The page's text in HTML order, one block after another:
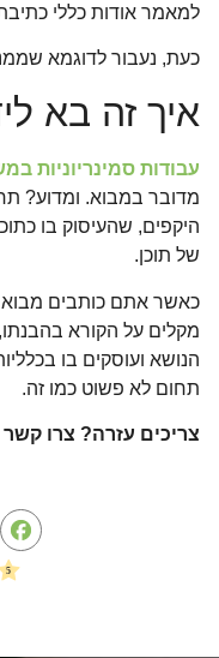
למאמר אודות כללי
כעת, נעבור לדוגמא
איך זה בא
עבודות סמינריוניות
מדובר במבוא. ומדוע?
היקפים, שהעיסוק בו
של תוכן.
כאשר אתם כותבים
מקלים על הקורא
הנושא ועוסקים בו
תחום לא פשוט כמו זה.
צריכים עזרה? צרו קשר